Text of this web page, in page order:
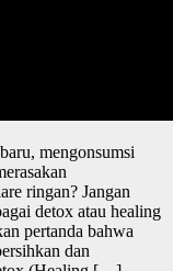
mengonsumsi
ringan? Jangan
detox atau healing
pertanda bahwa
dan